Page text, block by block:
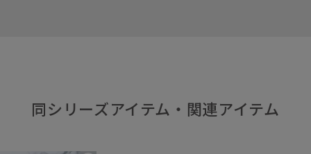
同シリーズアイテム・関連アイテム